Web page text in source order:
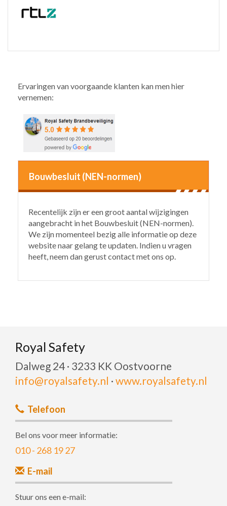
Ervaringen van voorgaande klanten kan men hier
vernemen:
Bouwbesluit (NEN-normen)
Recentelijk zijn er een groot aantal wijzigingen
aangebracht in het Bouwbesluit (NEN-normen).
We zijn momenteel bezig alle informatie op deze
website naar gelang te updaten. Indien u vragen
heeft, neem dan gerust contact met ons op.
Royal Safety
Dalweg 24 · 3233 KK Oostvoorne
info@royalsafety.nl · www.royalsafety.nl
Telefoon
Bel ons voor meer informatie:
010 - 268 19 27
E-mail
Stuur ons een e-mail: